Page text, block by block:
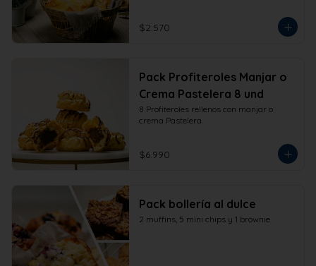
$2.570
Pack Profiteroles Manjar o
Crema Pastelera 8 und
8 Profiteroles rellenos con manjar o
crema Pastelera.
$6.990
Pack bollería al dulce
2 muffins, 5 mini chips y 1 brownie